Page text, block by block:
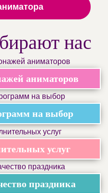
нас
аниматоров
на выбор
услуг
праздника